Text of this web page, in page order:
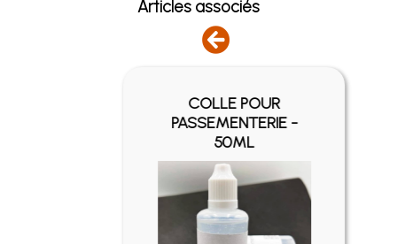
Articles associés
COLLE POUR
PASSEMENTERIE -
50ML